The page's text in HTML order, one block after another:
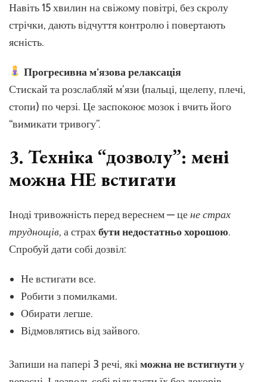
Навіть 15 хвилин на свіжому повітрі, без скролу
стрічки, дають відчуття контролю і повертають
ясність.
Прогресивна м’язова релаксація
Стискай та розслабляй м’язи (пальці, щелепу, плечі,
стопи) по черзі. Це заспокоює мозок і вчить його
“вимикати тривогу”.
3. Техніка “дозволу”: мені
можна НЕ встигати
Іноді тривожність перед вереснем — цене страх
труднощів, а страхбути недостатньо хорошою.
Спробуй дати собі дозвіл:
Не встигати все.
Робити з помилками.
Обирати легше.
Відмовлятись від зайвого.
Запиши на папері 3 речі, якіможна не встигнутиу